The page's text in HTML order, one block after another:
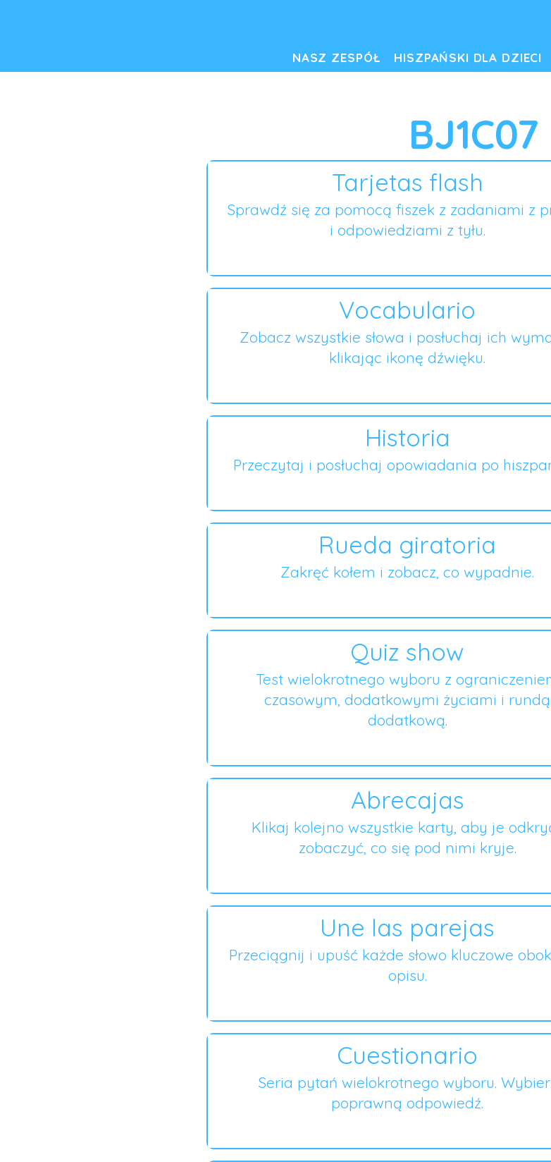
NASZ ZESPÓŁ HISZPAŃSKI DLA DZIECI
BJ1C07
Tarjetas flash
Sprawdź się za pomocą fiszek z zadaniami z
i odpowiedziami z tyłu.
Vocabulario
Zobacz wszystkie słowa i posłuchaj ich
klikając ikonę dźwięku.
Historia
Przeczytaj i posłuchaj opowiadania po
Rueda giratoria
Zakręć kołem i zobacz, co wypadnie.
Quiz show
Test wielokrotnego wyboru z
czasowym, dodatkowymi życiami i rundą
dodatkową.
Abrecajas
Klikaj kolejno wszystkie karty, aby je
zobaczyć, co się pod nimi kryje.
Une las parejas
Przeciągnij i upuść każde słowo kluczowe
opisu.
Cuestionario
Seria pytań wielokrotnego wyboru.
poprawną odpowiedź.